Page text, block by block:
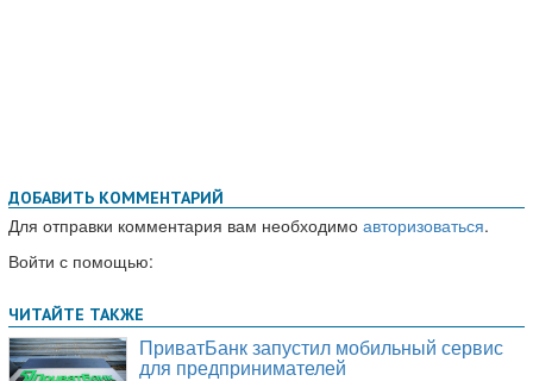
ДОБАВИТЬ КОММЕНТАРИЙ
Для отправки комментария вам необходимо авторизоваться.
Войти с помощью: